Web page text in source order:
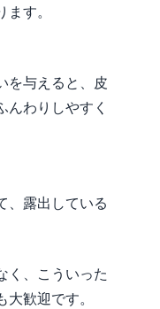
す。
を与えると、皮
んわりしやすく
、露出している
く、こういった
歓迎です。